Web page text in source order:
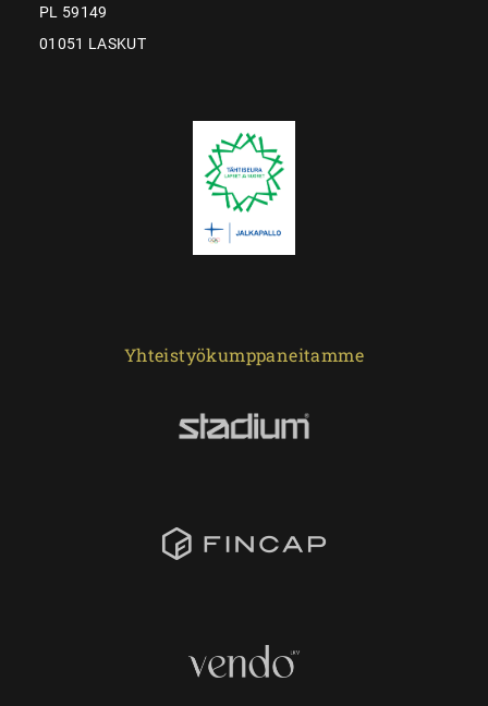
PL 59149
01051 LASKUT
Yhteistyökumppaneitamme